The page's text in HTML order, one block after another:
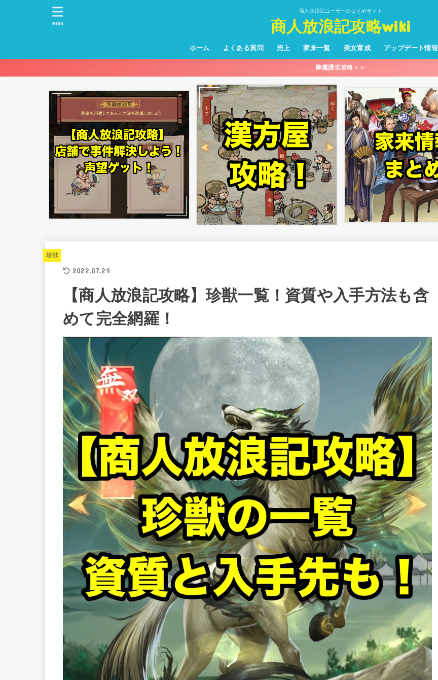
商人放浪記ユーザーのまとめサイト
商人放浪記攻略wiki
ホーム よくある質問 売上 家来一覧 美女育成 アップデート情報
MENU
降魔護世攻略＞＞
珍獣
2022.07.29
【商人放浪記攻略】珍獣一覧！資質や入手方法も含
めて完全網羅！